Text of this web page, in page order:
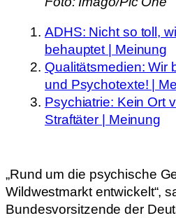
ADHS: Nicht so toll,
behauptet | Meinung
Qualitätsmedien: Wir
und Psychotexte! |
Psychiatrie: Kein Ort
Straftäter | Meinung
„Rund um die psychische
Wildwestmarkt entwickelt“,
Bundesvorsitzende der